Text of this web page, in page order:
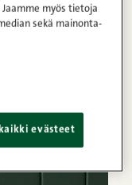
myös tietoja
sekä mainonta-
evästeet